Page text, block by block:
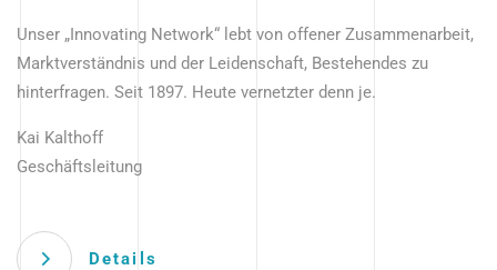
Unser „Innovating Network“ lebt von offener Zusammenarbeit,
Marktverständnis und der Leidenschaft, Bestehendes zu
hinterfragen. Seit 1897. Heute vernetzter denn je.
Kai Kalthoff
Geschäftsleitung
Details